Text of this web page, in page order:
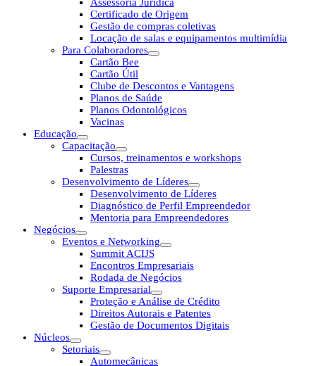
Certificado de Origem
Gestão de compras coletivas
Locação de salas e equipamentos multimídia
Para Colaboradores
Cartão Bee
Cartão Útil
Clube de Descontos e Vantagens
Planos de Saúde
Planos Odontológicos
Vacinas
Educação
Capacitação
Cursos, treinamentos e workshops
Palestras
Desenvolvimento de Líderes
Desenvolvimento de Líderes
Diagnóstico de Perfil Empreendedor
Mentoria para Empreendedores
Negócios
Eventos e Networking
Summit ACIJS
Encontros Empresariais
Rodada de Negócios
Suporte Empresarial
Proteção e Análise de Crédito
Direitos Autorais e Patentes
Gestão de Documentos Digitais
Núcleos
Setoriais
Automecânicas